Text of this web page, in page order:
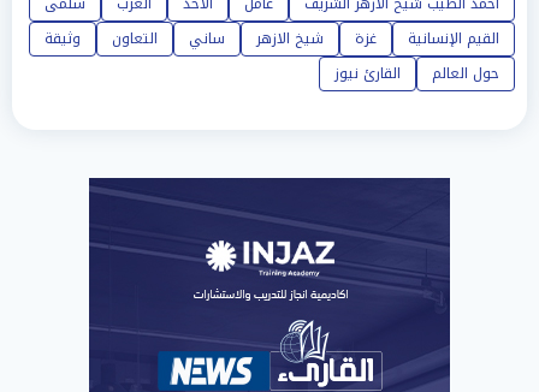
القيم الإنسانية
غزة شيخ الازهر ساني التعاون
وثيقة
حول العالم
القارئ نيوز